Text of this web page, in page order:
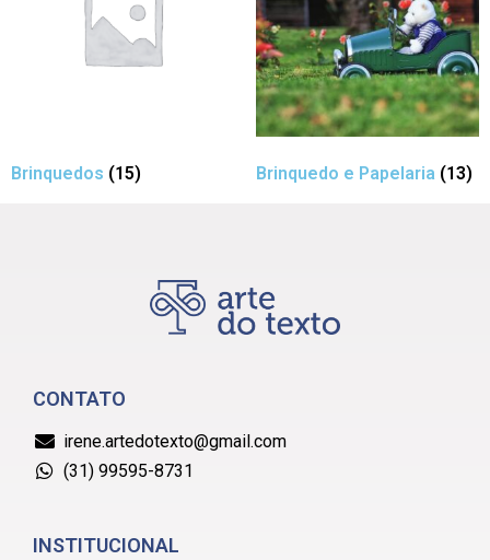
Brinquedos (15) Brinquedo e Papelaria (13)
CONTATO
irene.artedotexto@gmail.com
(31) 99595-8731
INSTITUCIONAL